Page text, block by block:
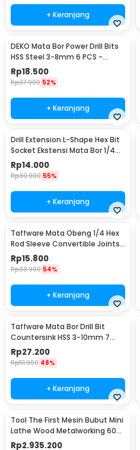
+ Keranjang
DEKO Mata Bor Power Drill Bits
HSS Steel 3-8mm 6 PCS -
DW1369
Rp18.500
Rp37.900 52%
+ Keranjang
Drill Extension L-Shape Hex Bit
Socket Ekstensi Mata Bor 1/4
Inch - 105
Rp14.000
Rp30.900 55%
+ Keranjang
Taffware Mata Obeng 1/4 Hex
Rod Sleeve Convertible Joints
8 PCS
Rp15.800
Rp33.900 54%
+ Keranjang
Taffware Mata Bor Drill Bit
Countersink HSS 3-10mm 7
PCS - QST-K13
Rp27.200
Rp51.900 48%
+ Keranjang
Tool The First Mesin Bubut Mini
Lathe Wood Metalworking 60W
- TZ20002MG
Rp2.935.200